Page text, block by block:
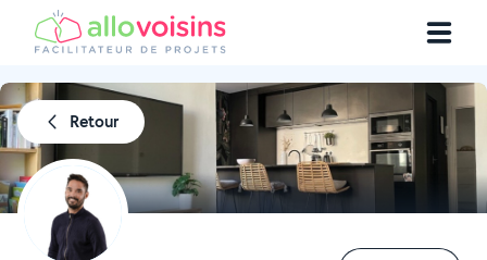
Retour